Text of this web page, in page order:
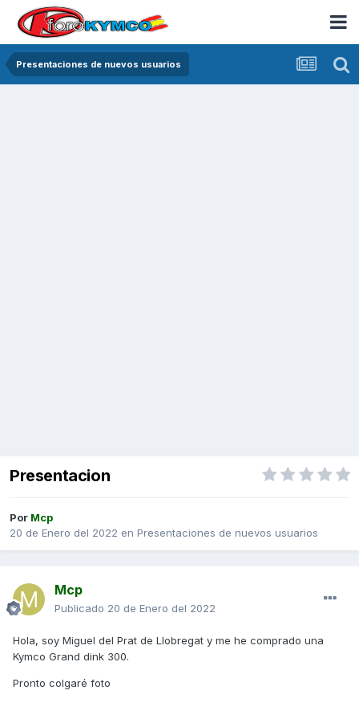
Presentaciones de nuevos usuarios
Presentacion
Por Mcp
20 de Enero del 2022 en Presentaciones de nuevos usuarios
Mcp
Publicado 20 de Enero del 2022
Hola, soy Miguel del Prat de Llobregat y me he comprado una
Kymco Grand dink 300.
Pronto colgaré foto